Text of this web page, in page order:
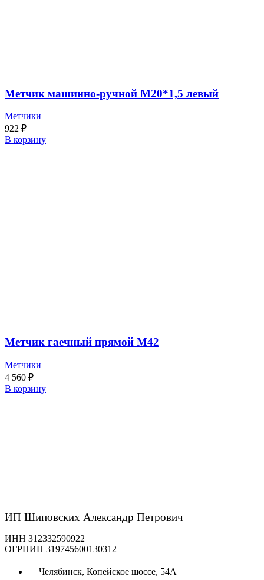
Метчик машинно-ручной М20*1,5 левый
Метчики
922 ₽
В корзину
Метчик гаечный прямой М42
Метчики
4 560 ₽
В корзину
ИП Шиповских Александр Петрович
ИНН 312332590922
ОГРНИП 319745600130312
Челябинск, Копейское шоссе, 54А